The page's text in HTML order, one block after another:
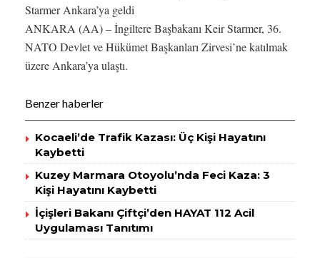
Starmer Ankara’ya geldi
ANKARA (AA) – İngiltere Başbakanı Keir Starmer, 36.⁠
⁠NATO Devlet ve Hükümet Başkanları Zirvesi’ne katılmak
üzere Ankara’ya ulaştı.
Benzer haberler
Kocaeli’de Trafik Kazası: Üç Kişi Hayatını
Kaybetti
Kuzey Marmara Otoyolu’nda Feci Kaza: 3
Kişi Hayatını Kaybetti
İçişleri Bakanı Çiftçi’den HAYAT 112 Acil
Uygulaması Tanıtımı